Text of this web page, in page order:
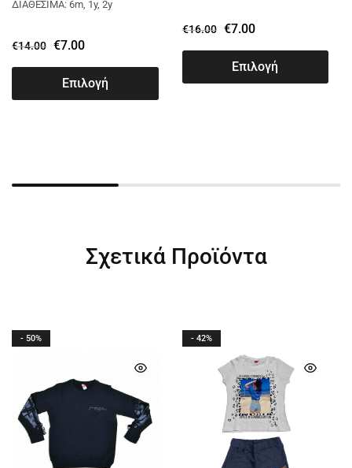
ΔΙΑΘΕΣΙΜΑ: 6m, 1y, 2y
€14.00 €7.00
Επιλογή
€16.00 €7.00
Επιλογή
Σχετικά Προϊόντα
- 50% - 42%